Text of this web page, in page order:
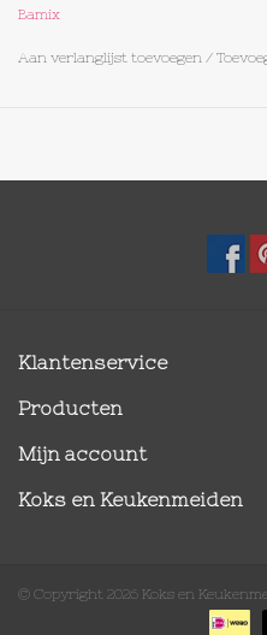
Bamix
Aan verlanglijst toevoegen /
Klantenservice
Producten
Mijn account
Koks en Keukenmeiden
© Copyright 2026 Koks en